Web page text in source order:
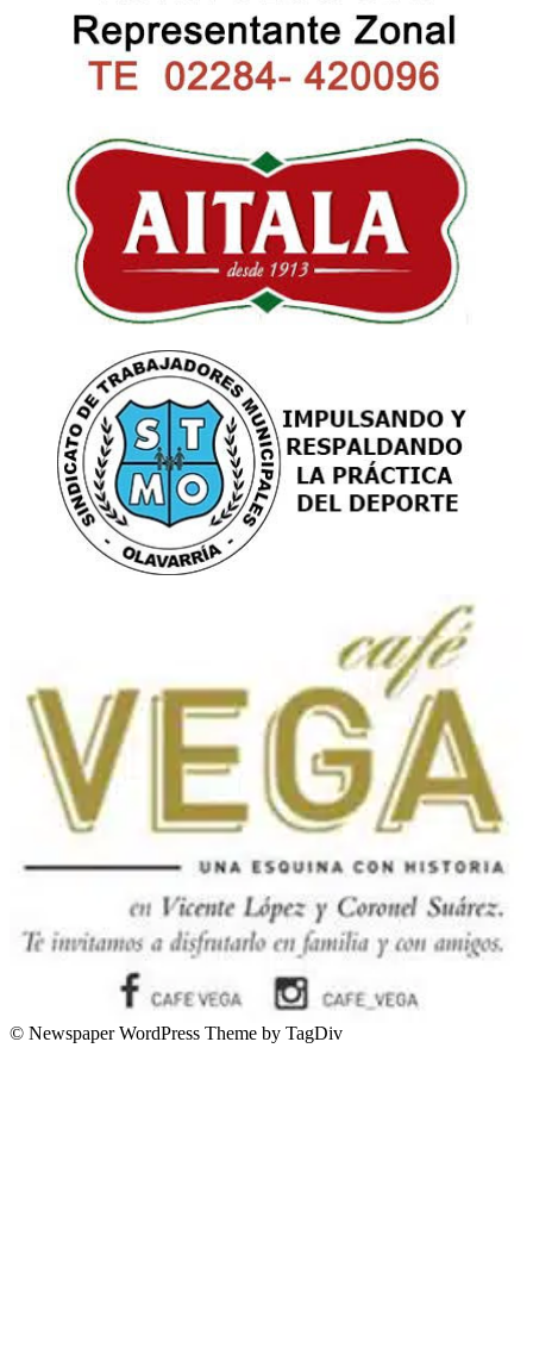
© Newspaper WordPress Theme by TagDiv